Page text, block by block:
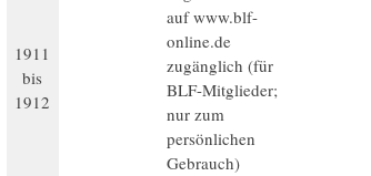
1911
bis
1912
auf www.blf-
online.de
zugänglich (für
BLF-Mitglieder;
nur zum
persönlichen
Gebrauch)